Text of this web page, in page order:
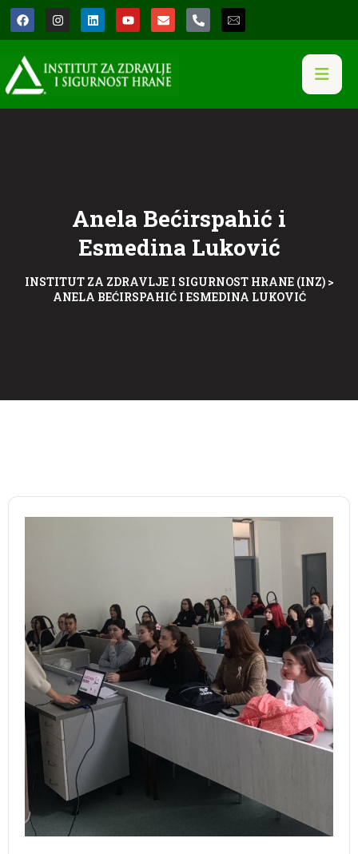
Anela Bećirspahić i
Esmedina Luković
INSTITUT ZA ZDRAVLJE I SIGURNOST HRANE (INZ)>
ANELA BEĆIRSPAHIĆ I ESMEDINA LUKOVIĆ